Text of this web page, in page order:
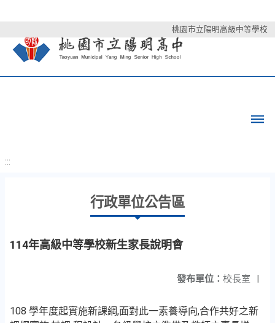
桃園市立陽明高級中等學校
:::
行政單位公告區
114年高級中等學校新生家長說明會
發布單位： 校長室 |
108 學年度起實施新課綱,面對此一素養導向,合作共好之新